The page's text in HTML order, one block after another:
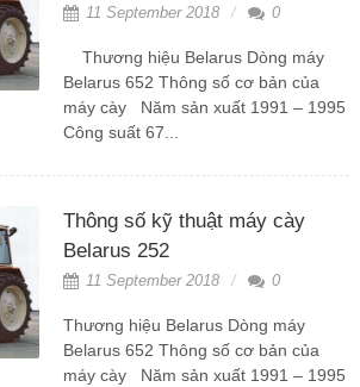
11 September 2018 0
Thương hiệu Belarus Dòng máy
Belarus 652 Thông số cơ bản của
máy cày Năm sản xuất 1991 – 1995
Công suất 67...
Thông số kỹ thuật máy cày
Belarus 252
11 September 2018 0
Thương hiệu Belarus Dòng máy
Belarus 652 Thông số cơ bản của
máy cày Năm sản xuất 1991 – 1995